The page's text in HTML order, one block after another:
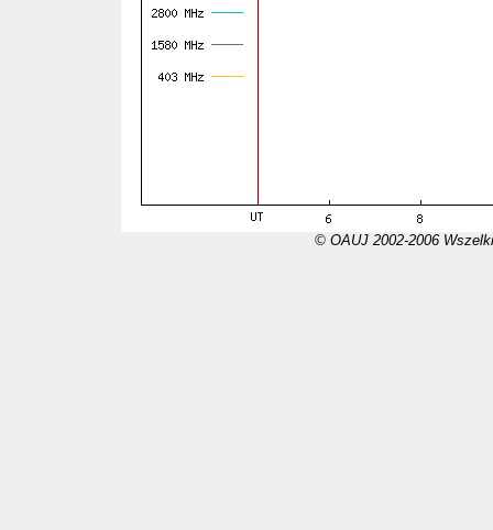
© OAUJ 2002-2006